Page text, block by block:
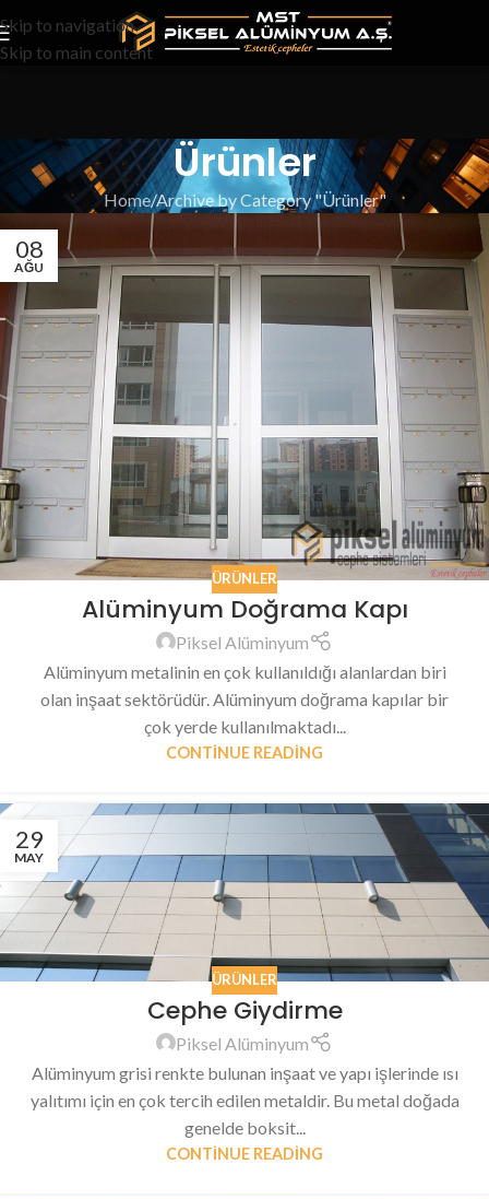
Skip to navigation
Skip to main content
Ürünler
Home Archive by Category "Ürünler"
08
AĞU
ÜRÜNLER
Alüminyum Doğrama Kapı
Piksel Alüminyum
Alüminyum metalinin en çok kullanıldığı alanlardan biri
olan inşaat sektörüdür. Alüminyum doğrama kapılar bir
çok yerde kullanılmaktadı...
CONTINUE READING
29
MAY
ÜRÜNLER
Cephe Giydirme
Piksel Alüminyum
Alüminyum grisi renkte bulunan inşaat ve yapı işlerinde ısı
yalıtımı için en çok tercih edilen metaldir. Bu metal doğada
genelde boksit...
CONTINUE READING